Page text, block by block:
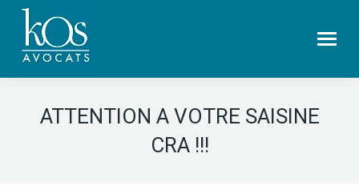
ATTENTION A VOTRE SAISINE
CRA !!!